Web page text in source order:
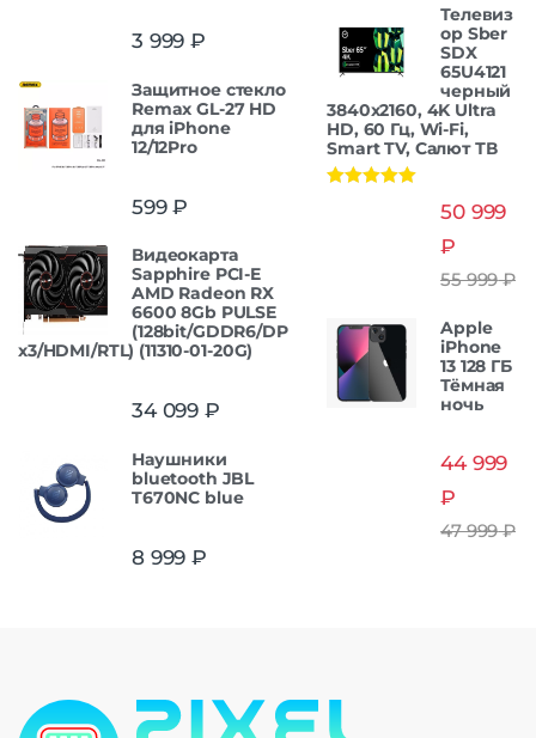
3 999 ₽
Защитнoe cтекло
Remax GL-27 HD
для iPhone
12/12Pro
599₽
Видеокарта
Sapphire PCI-E
AMD Radeon RX
6600 8Gb PULSE
(128bit/GDDR6/DP
x3/HDMI/RTL) (11310-01-20G)
34 099 ₽
Наушники
bluetooth JBL
T670NC blue
8 999 ₽
Телевиз
ор Sber
SDX
65U4121
черный
3840x2160, 4K Ultra
HD, 60 Гц, Wi-Fi,
Smart TV, Салют ТВ
50 999
₽
55 999₽
Apple
iPhone
13 128 ГБ
Тёмная
ночь
44 999
₽
47 999₽